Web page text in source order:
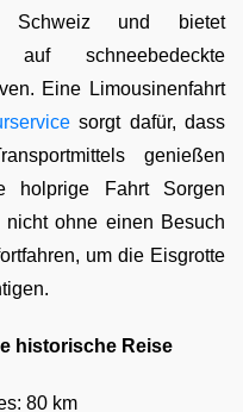
Schweiz und bietet
auf schneebedeckte
Eine Limousinenfahrt
sorgt dafür, dass
genießen
holprige Fahrt Sorgen
ohne einen Besuch
um die Eisgrotte
historische Reise
80 km